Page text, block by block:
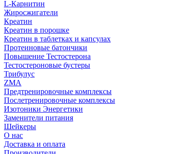
L-Карнитин
Жиросжигатели
Креатин
Креатин в порошке
Креатин в таблетках и капсулах
Протеиновые батончики
Повышение Тестостерона
Тестостероновые бустеры
Трибулус
ZMA
Предтренировочные комплексы
Послетренировочные комплексы
Изотоники Энергетики
Заменители питания
Шейкеры
О нас
Доставка и оплата